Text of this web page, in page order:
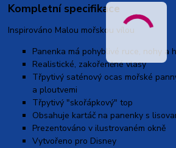
Kompletní specifikace
Inspirováno Malou mořskou vílou
Panenka má pohyblivé ruce, nohy a
Realistické, zakořeněné vlasy
Třpytivý saténový ocas mořské
a ploutvemi
Třpytivý "skořápkový" top
Obsahuje kartáč na panenky s
Prezentováno v ilustrovaném okně
Vytvořeno pro Disney